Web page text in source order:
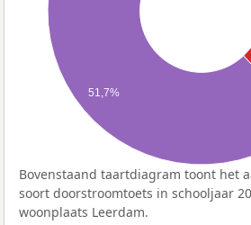
51,7%
Bovenstaand taartdiagram toont het
soort doorstroomtoets in schooljaar
woonplaats Leerdam.